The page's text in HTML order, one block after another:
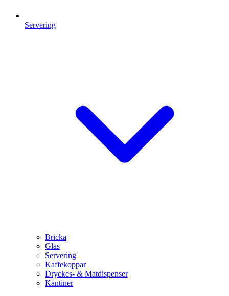
Servering
Bricka
Glas
Servering
Kaffekoppar
Dryckes- & Matdispenser
Kantiner